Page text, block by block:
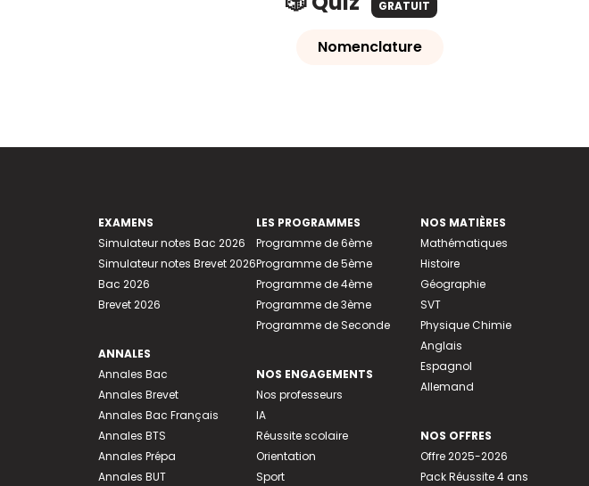
GRATUIT
Nomenclature
EXAMENS
Simulateur notes Bac 2026
Simulateur notes Brevet 2026
Bac 2026
Brevet 2026
ANNALES
Annales Bac
Annales Brevet
Annales Bac Français
Annales BTS
Annales Prépa
Annales BUT
LES PROGRAMMES
Programme de 6ème
Programme de 5ème
Programme de 4ème
Programme de 3ème
Programme de Seconde
NOS ENGAGEMENTS
Nos professeurs
IA
Réussite scolaire
Orientation
Sport
NOS MATIÈRES
Mathématiques
Histoire
Géographie
SVT
Physique Chimie
Anglais
Espagnol
Allemand
NOS OFFRES
Offre 2025-2026
Pack Réussite 4 ans